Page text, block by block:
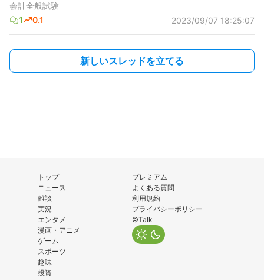
会計全般試験
1
0.1 2023/09/07 18:25:07
新しいスレッドを立てる
トップ
ニュース
雑談
実況
エンタメ
漫画・アニメ
ゲーム
スポーツ
趣味
投資
プレミアム
よくある質問
利用規約
プライバシーポリシー
©Talk